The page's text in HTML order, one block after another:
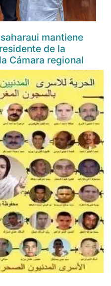
mantiene
de la
Cámara regional